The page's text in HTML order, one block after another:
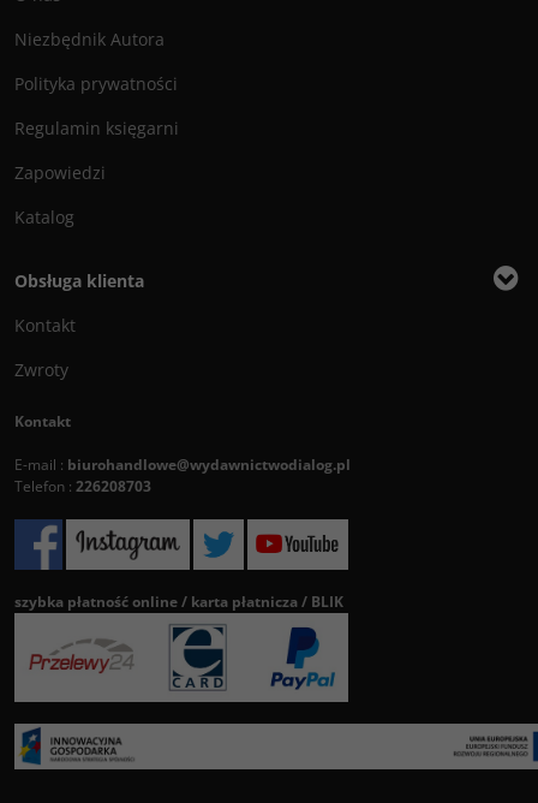
Niezbędnik Autora
Polityka prywatności
Regulamin księgarni
Zapowiedzi
Katalog
Obsługa klienta
Kontakt
Zwroty
Kontakt
E-mail : biurohandlowe@wydawnictwodialog.pl
Telefon : 226208703
szybka płatność online / karta płatnicza / BLIK